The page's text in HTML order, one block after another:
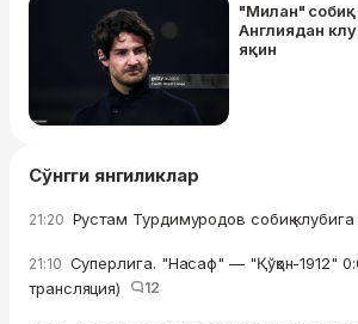
"Милан"
Англиядан
яқин
Сўнгги янгиликлар
21:20 Рустам Турдимуродов собиқ клубига
21:10 Суперлига. "Насаф" — "Қўқон-1912"
трансляция)
12